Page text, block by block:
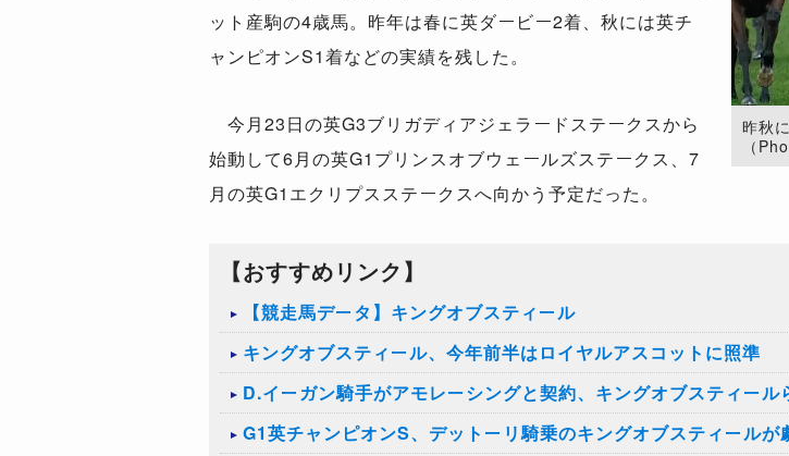
昨秋
（
ット産駒の4歳馬。昨年は春に英ダービー2着、秋には英チ
ャンピオンS1着などの実績を残した。
今月23日の英G3ブリガディアジェラードステークスから
始動して6月の英G1プリンスオブウェールズステークス、7
月の英G1エクリプスステークスへ向かう予定だった。
【おすすめリンク】
【競走馬データ】キングオブスティール
キングオブスティール、今年前半はロイヤルアスコットに照準
D.イーガン騎手がアモレーシングと契約、キングオブスティール
G1英チャンピオンS、デットーリ騎乗のキングオブスティールが